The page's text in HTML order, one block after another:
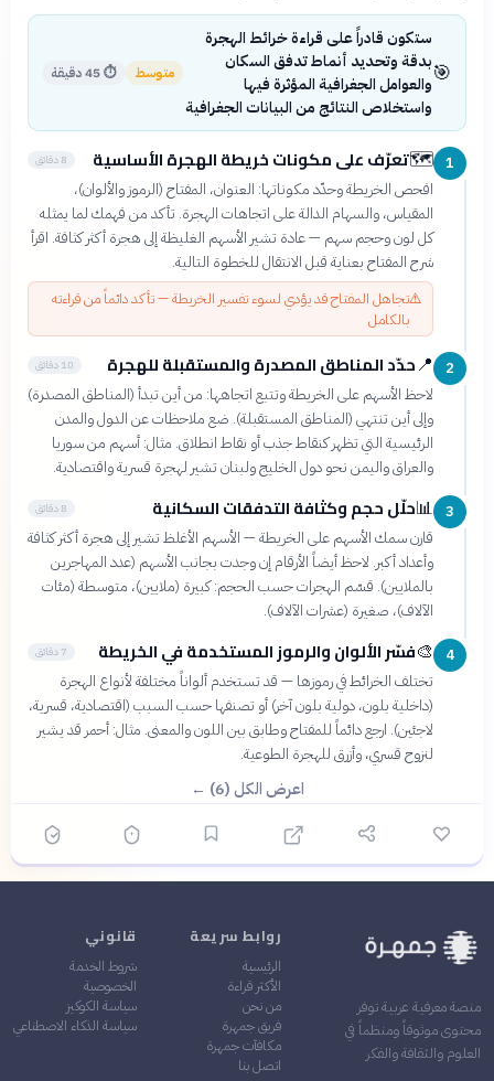
🎯
ستكون قادراً على قراءة خرائط الهجرة
بدقة وتحديد أنماط تدفق السكان
والعوامل الجغرافية المؤثرة فيها
واستخلاص النتائج من البيانات الجغرافية
متوسط ⏱45 دقيقة
1
🗺️تعرّف على مكونات خريطة الهجرة الأساسية 8 دقائق
افحص الخريطة وحدّد مكوناتها: العنوان، المفتاح (الرموز والألوان)،
المقياس، والسهام الدالة على اتجاهات الهجرة. تأكد من فهمك لما يمثله
كل لون وحجم سهم — عادة تشير الأسهم الغليظة إلى هجرة أكثر كثافة. اقرأ
شرح المفتاح بعناية قبل الانتقال للخطوة التالية.
⚠️تجاهل المفتاح قد يؤدي لسوء تفسير الخريطة — تأكد دائماً من قراءته
بالكامل
2
📍حدّد المناطق المصدرة والمستقبلة للهجرة 10 دقائق
لاحظ الأسهم على الخريطة وتتبع اتجاهها: من أين تبدأ (المناطق المصدرة)
وإلى أين تنتهي (المناطق المستقبلة). ضع ملاحظات عن الدول والمدن
الرئيسية التي تظهر كنقاط جذب أو نقاط انطلاق. مثال: أسهم من سوريا
والعراق واليمن نحو دول الخليج ولبنان تشير لهجرة قسرية واقتصادية.
3
📊حلّل حجم وكثافة التدفقات السكانية 8 دقائق
قارن سمك الأسهم على الخريطة — الأسهم الأغلظ تشير إلى هجرة أكثر كثافة
وأعداد أكبر. لاحظ أيضاً الأرقام إن وجدت بجانب الأسهم (عدد المهاجرين
بالملايين). قسّم الهجرات حسب الحجم: كبيرة (ملايين)، متوسطة (مئات
الآلاف)، صغيرة (عشرات الآلاف).
4
🎨فسّر الألوان والرموز المستخدمة في الخريطة 7 دقائق
تختلف الخرائط في رموزها — قد تستخدم ألواناً مختلفة لأنواع الهجرة
(داخلية بلون، دولية بلون آخر) أو تصنفها حسب السبب (اقتصادية، قسرية،
لاجئين). ارجع دائماً للمفتاح وطابق بين اللون والمعنى. مثال: أحمر قد يشير
لنزوح قسري، وأزرق للهجرة الطوعية.
اعرض الكل (6) ←
منصة معرفية عربية توفر
محتوى موثوقاً ومنظماً في
العلوم والثقافة والفكر
روابط سريعة
الرئيسية
الأكثر قراءة
من نحن
فريق جمهرة
مكافآت جمهرة
اتصل بنا
قانوني
شروط الخدمة
الخصوصية
سياسة الكوكيز
سياسة الذكاء الاصطناعي